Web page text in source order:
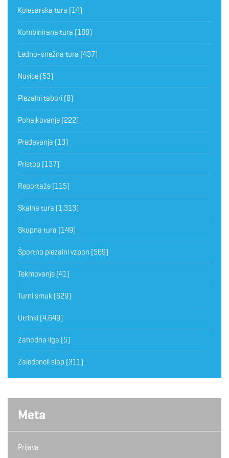
Kolesarska tura (14)
Kombinirana tura (188)
Ledno-snežna tura (437)
Novice (53)
Plezalni tabori (8)
Pohajkovanje (222)
Predavanja (13)
Pristop (137)
Reportaže (115)
Skalna tura (1.313)
Skupna tura (149)
Športno plezalni vzpon (569)
Tekmovanje (41)
Turni smuk (629)
Utrinki (4.649)
Zahodna liga (5)
Zaledeneli slap (311)
Meta
Prijava